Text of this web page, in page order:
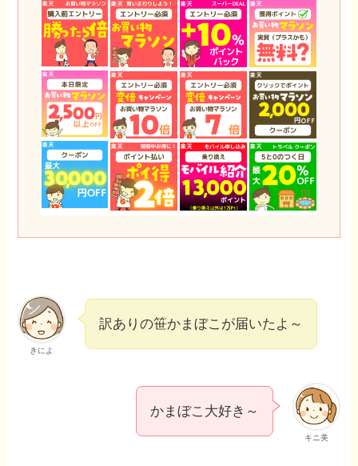
きによ
訳ありの笹かまぼこが届いたよ～
キニ美
かまぼこ大好き～